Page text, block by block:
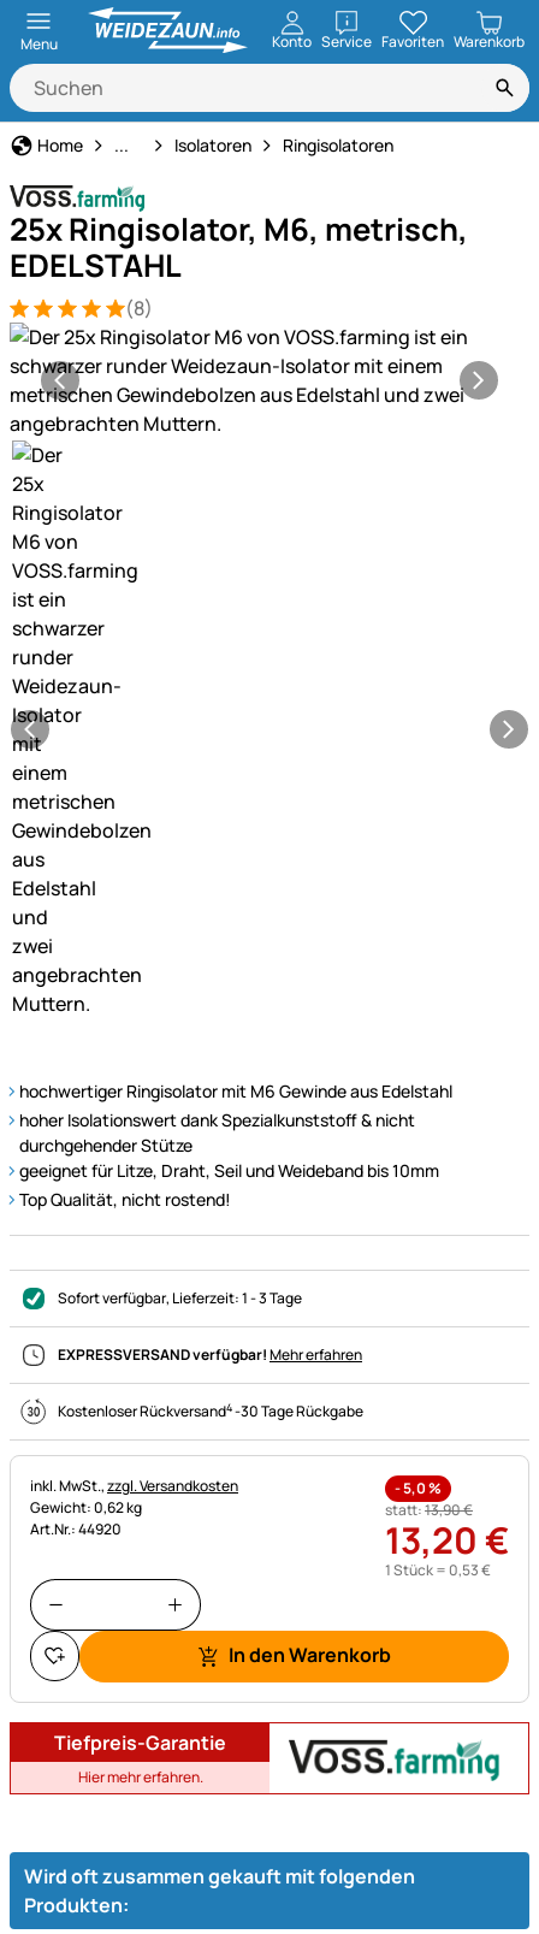
Menu Konto ServiceöffnenFavoriten Warenkorb
Home Weidezaun
... Isolatoren Ringisolatoren
25x Ringisolator, M6, metrisch,
EDELSTAHL
Bewertung: 5 von 5 (8 Bewertungen)
8 Bewertungen
(8)
Produktgalerie
hochwertiger Ringisolator mit M6 Gewinde aus Edelstahl
hoher Isolationswert dank Spezialkunststoff & nicht
durchgehender Stütze
geeignet für Litze, Draht, Seil und Weideband bis 10mm
Top Qualität, nicht rostend!
Sofort verfügbar, Lieferzeit:1 - 3 Tage
EXPRESSVERSAND verfügbar!Mehr erfahren
Kostenloser Rückversand4-30 Tage Rückgabe
Steuerhinweis:
inkl. MwSt.,zzgl. Versandkosten
Gewicht: 0,62 kg
Art.Nr.: 44920
-5,0%
statt:13,90€
13,20 €
1 Stück = 0,53€
In den Warenkorb
Tiefpreis-Garantie
Hier mehr erfahren.
Wird oft zusammen gekauft mit folgenden
Produkten: